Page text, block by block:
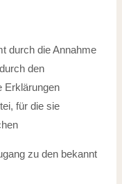
durch die Annahme
den
Erklärungen
für die sie
zu den bekannt